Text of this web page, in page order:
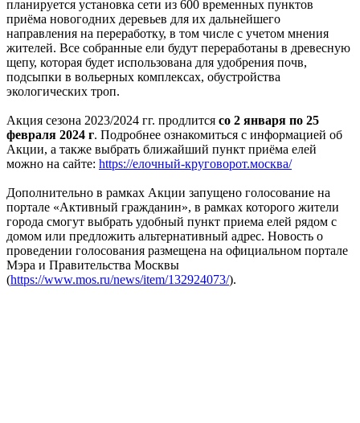
планируется установка сети из 600 временных пунктов
приёма новогодних деревьев для их дальнейшего
направления на переработку, в том числе с учетом мнения
жителей. Все собранные ели будут переработаны в древесную
щепу, которая будет использована для удобрения почв,
подсыпки в вольерных комплексах, обустройства
экологических троп.
Акция сезона 2023/2024 гг. продлится со 2 января по 25
февраля 2024 г. Подробнее ознакомиться с информацией об
Акции, а также выбрать ближайший пункт приёма елей
можно на сайте: https://елочный-круговорот.москва/
Дополнительно в рамках Акции запущено голосование на
портале «Активный гражданин», в рамках которого жители
города смогут выбрать удобный пункт приема елей рядом с
домом или предложить альтернативный адрес. Новость о
проведении голосования размещена на официальном портале
Мэра и Правительства Москвы
(https://www.mos.ru/news/item/132924073/).